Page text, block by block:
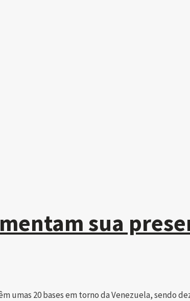
sua
umas 20 bases em torno da Venezuela, sendo